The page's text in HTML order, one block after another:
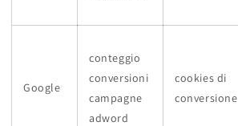
Google
conteggio
conversioni
campagne
adword
cookies di
conversione